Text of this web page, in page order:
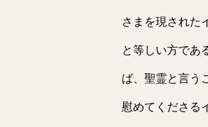
さまを現された
と等しい方であ
ば、聖霊と言う
慰めてくださる